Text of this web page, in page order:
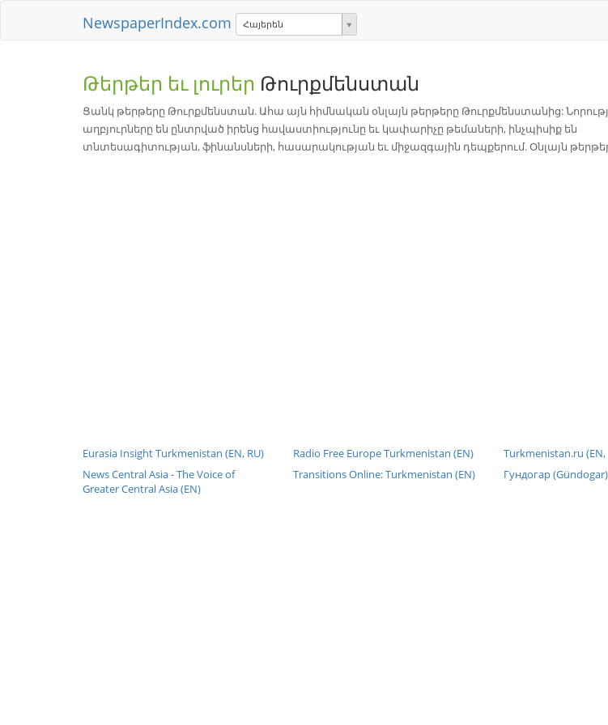
NewspaperIndex.com Հայերեն
Թերթեր եւ լուրեր Թուրքմենստան
Ցանկ թերթերը Թուրքմենստան. Ահա այն հիմնական օնլայն թերթերը Թուրքմենստանից:
աղբյուրները են ընտրված իրենց հավաստիությունը եւ կափարիչը թեմաների, ինչպիսիք են
տնտեսագիտության, ֆինանսների, հասարակության եւ միջազգային դեպքերում. Օնլայն
Eurasia Insight Turkmenistan (EN, RU)
News Central Asia - The Voice of
Greater Central Asia (EN)
Radio Free Europe Turkmenistan (EN)
Transitions Online: Turkmenistan (EN)
Turkmenistan.ru (EN,
Гундогар